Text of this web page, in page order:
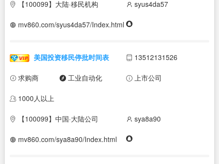
【100099】大陆·移民机构 syus4da57
mv860.com/syus4da57/Index.html
美国投资移民停批时间表 13512131526
求购商 工业自动化 上市公司
1000人以上
【100099】中国·大陆公司 sya8a90
mv860.com/sya8a90/Index.html